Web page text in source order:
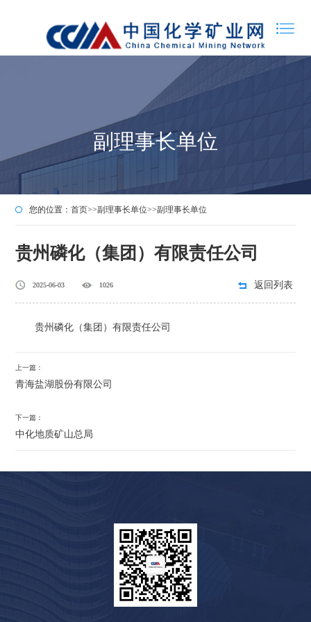
副理事长单位
您的位置：首页>>副理事长单位>>副理事长单位
贵州磷化（集团）有限责任公司
2025-06-03 1026 返回列表
贵州磷化（集团）有限责任公司
上一篇：
青海盐湖股份有限公司
下一篇：
中化地质矿山总局